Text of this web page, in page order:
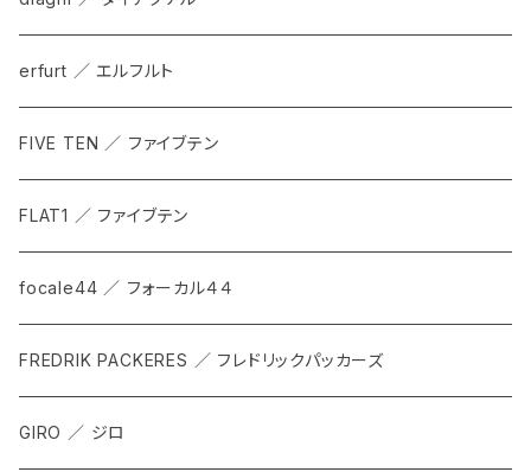
erfurt ／ エルフルト
FIVE TEN ／ ファイブテン
FLAT1 ／ ファイブテン
focale44 ／ フォーカル４４
FREDRIK PACKERES ／ フレドリックパッカーズ
GIRO ／ ジロ